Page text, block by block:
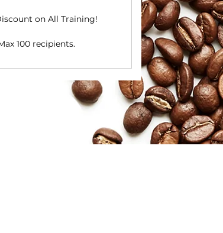
on All Training!
100 recipients.